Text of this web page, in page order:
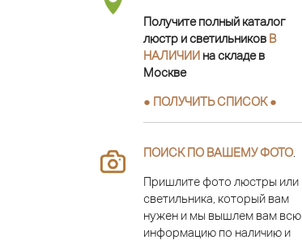
Получите полный каталог
люстр и светильников В
НАЛИЧИИ на складе в
Москве
● ПОЛУЧИТЬ СПИСОК ●
ПОИСК ПО ВАШЕМУ ФОТО
Пришлите фото люстры или
светильника, который вам
нужен и мы вышлем вам всю
информацию по наличию и